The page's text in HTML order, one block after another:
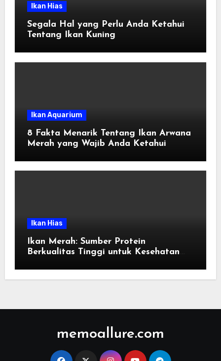
Ikan Hias
Segala Hal yang Perlu Anda Ketahui
Tentang Ikan Kuning
Ikan Aquarium
8 Fakta Menarik Tentang Ikan Arwana
Merah yang Wajib Anda Ketahui
Ikan Hias
Ikan Merah: Sumber Protein
Berkualitas Tinggi untuk Kesehatan
memoallure.com